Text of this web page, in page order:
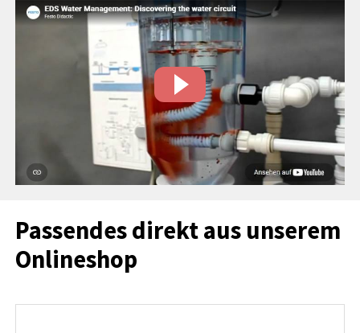
Passendes direkt aus unserem
Onlineshop